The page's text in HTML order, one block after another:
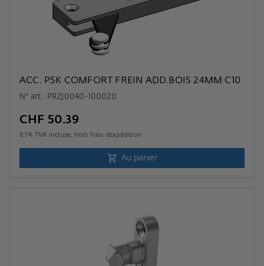
ACC. PSK COMFORT FREIN ADD.BOIS 24MM C10
N° art.: PRZJ0040-100020
CHF 50.39
8.1 % TVA incluse, hors frais dexpédition
Au panier